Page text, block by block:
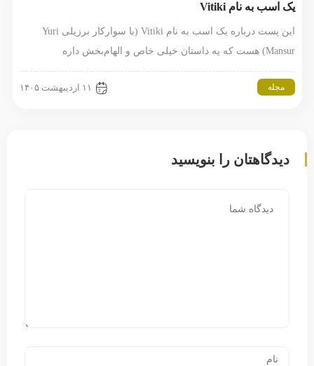
یک اسب به نام Vitiki
این پست درباره یک اسب به نام Vitiki (با سوارکار برزیلی Yuri
Mansur) هست که یه داستان خیلی خاص و الهام‌بخش داره
مجله ۱۱ اردیبهشت ۱۴۰۵
دیدگاهتان را بنویسید